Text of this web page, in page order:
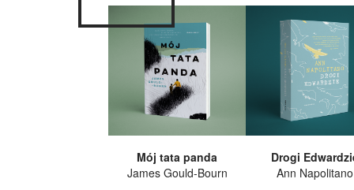
Mój tata panda
James Gould-Bourn
Drogi
Ann Napolitano